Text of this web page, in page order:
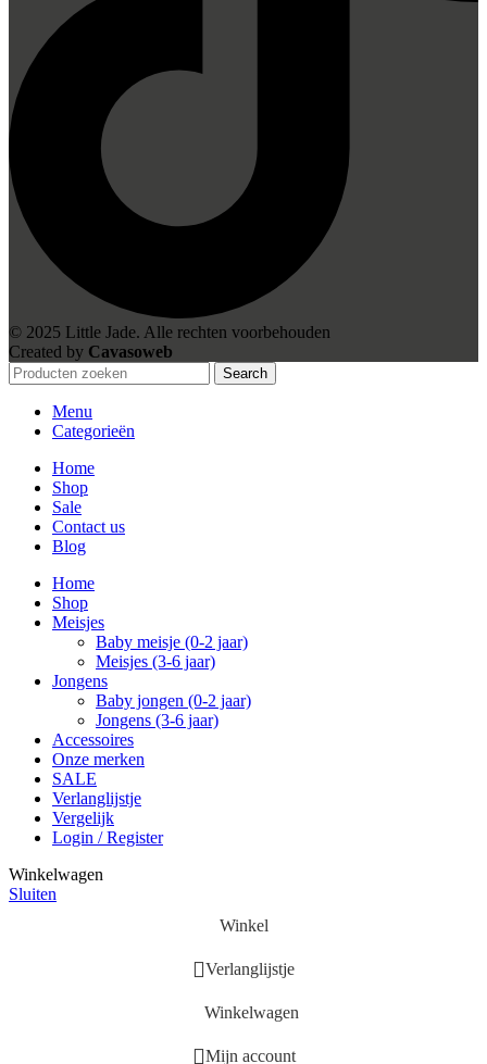
© 2025 Little Jade. Alle rechten voorbehouden
Created by Cavasoweb
Search
Menu
Categorieën
Home
Shop
Sale
Contact us
Blog
Home
Shop
Meisjes
Baby meisje (0-2 jaar)
Meisjes (3-6 jaar)
Jongens
Baby jongen (0-2 jaar)
Jongens (3-6 jaar)
Accessoires
Onze merken
SALE
Verlanglijstje
Vergelijk
Login / Register
Winkelwagen
Sluiten
Winkel
Verlanglijstje
Winkelwagen
Mijn account